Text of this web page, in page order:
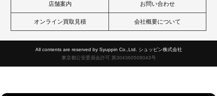
店舗案内 お問い合わせ
オンライン買取見積 会社概要について
All contents are reserved by Syuppin Co.,Ltd. シュッピン株式会社
東京都公安委員会許可 第304360508043号